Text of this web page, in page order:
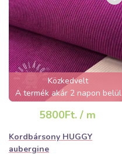
Közkedvelt
A termék akár 2 napon belül
elfogyhat!
5800Ft. / m
Kordbársony HUGGY
aubergine